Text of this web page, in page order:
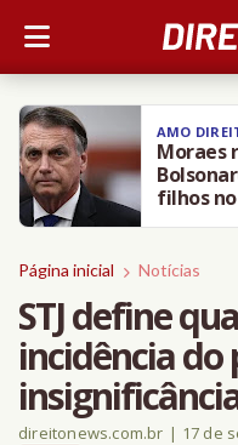
AMO
Moraes
filhos no
Página inicial Notícias
STJ define
incidência do
direitonews.com.br | 17 de